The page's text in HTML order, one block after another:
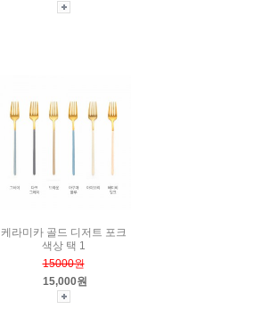
케라미카 골드 디저트 포크
색상 택 1
15000원
15,000원